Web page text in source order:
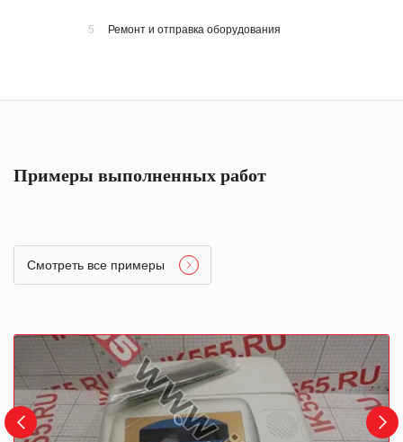
5 Ремонт и отправка оборудования
Примеры выполненных работ
Смотреть все примеры